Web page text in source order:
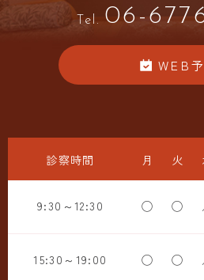
Tel. 06-
WEB
診察時間 月 火
9:30～12:30 ◯ ◯
15:30～19:00 ◯ ◯